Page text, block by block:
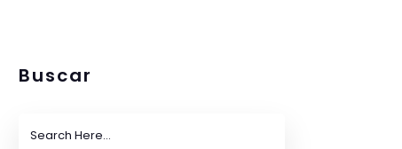
Buscar